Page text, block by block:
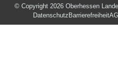
© Copyright 2026 Oberhessen
Datenschutz Barrierefreiheit